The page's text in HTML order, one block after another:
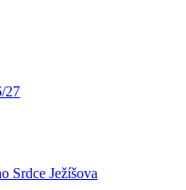
27
Srdce Ježíšova